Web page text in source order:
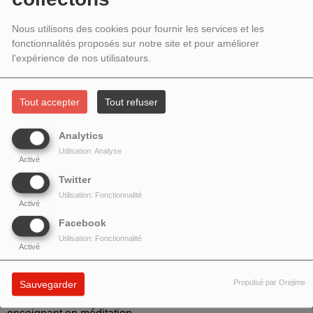
Nous utilisons des cookies pour fournir les services et les
fonctionnalités proposés sur notre site et pour améliorer
l'expérience de nos utilisateurs.
Tout accepter Tout refuser
Analytics
Activé
Utilisation: Analyse
Twitter
Activé
Utilisation: Fonctionnalité
Facebook
Activé
Utilisation: Fonctionnalité
Sauvegarder Propulsé par Orejime
RENCONTRE AVEC LAURENT
MALLET
Thème : la méditation altruiste
Rencontre avec :